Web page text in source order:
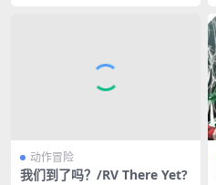
动作冒险
我们到了吗？/RV There Yet?